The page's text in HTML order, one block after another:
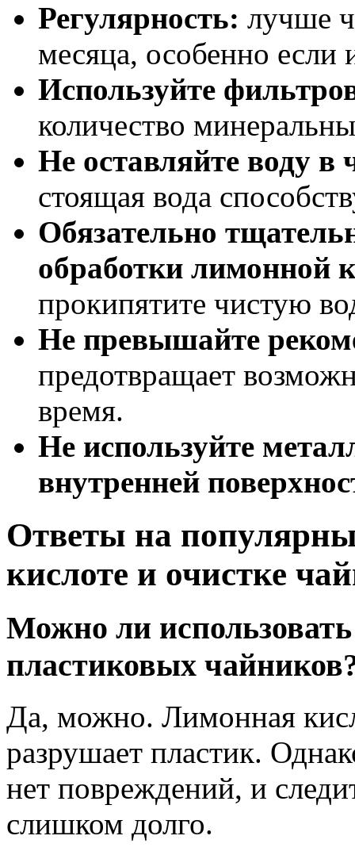
Регулярность: лучше
месяца, особенно если
Используйте
количество
Не оставляйте воду в
стоящая вода
Обязательно
обработки лимонной
прокипятите чистую
Не превышайте
предотвращает
время.
Не используйте
внутренней
Ответы на
кислоте и очистке
Можно ли
пластиковых
Да, можно. Лимонная
разрушает пластик.
нет повреждений, и
слишком долго.